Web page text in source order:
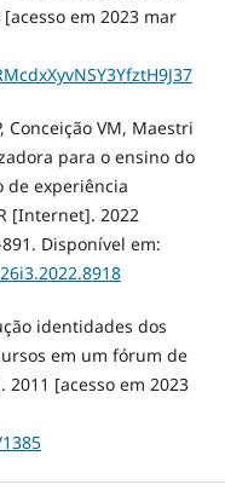
em 2023 mar
Conceição VM, Maestri
para o ensino do
de experiência
[Internet]. 2022
Disponível em:
identidades dos
em um fórum de
2011 [acesso em 2023